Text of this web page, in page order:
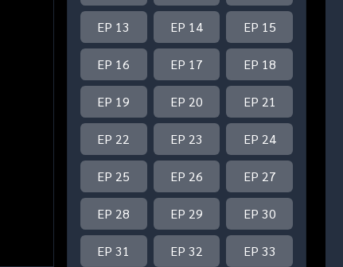
EP 13 EP 14 EP 15
EP 16 EP 17 EP 18
EP 19 EP 20 EP 21
EP 22 EP 23 EP 24
EP 25 EP 26 EP 27
EP 28 EP 29 EP 30
EP 31 EP 32 EP 33